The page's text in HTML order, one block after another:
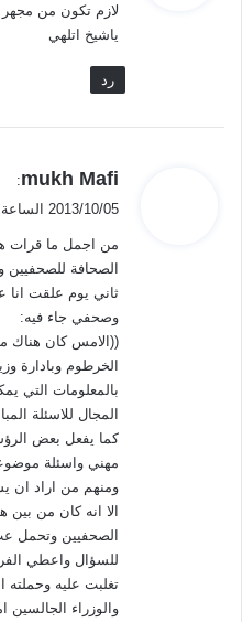
ل
لازم تكون من مجهر
ياشيخ اتلهي
رد
ي
ل
mukh Mafi
:
2013/10/05 الساعة 5:19 ص
من اجمل ما قرات
الصحافة للصحفيين
ثاني يوم علقت انا
وصحفي جاء فيه:
((الامس كان هناك
الخرطوم وبادارة
بالمعلومات التي
المجال للاسئلة
كما يفعل بعض
مهني واسئلة
ومنهم من اراد ان
الا انه كان من
الصحفيين وتحمل
للسؤال واعطي
تغلبت عليه وحملته
والوزراء